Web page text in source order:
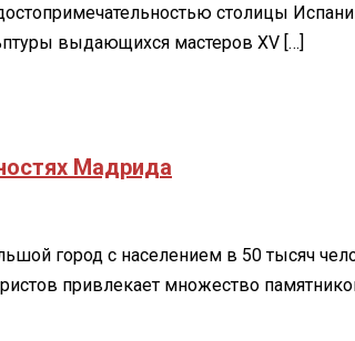
столицы
выдающихся мастеров XV […]
Мадрида
город с населением в 50 тысяч
привлекает множество